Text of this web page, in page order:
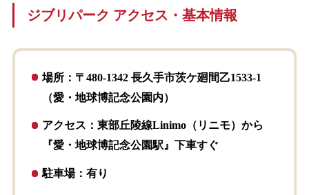
ジブリパーク アクセス・基本情報
場所：〒480-1342 長久手市茨ケ廻間乙1533-1
（愛・地球博記念公園内）
アクセス：東部丘陵線Linimo（リニモ）から
『愛・地球博記念公園駅』下車すぐ
駐車場：有り